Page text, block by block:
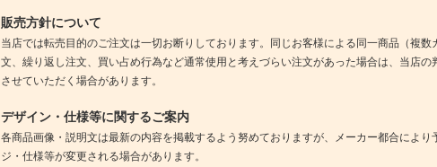
販売方針について
当店では転売目的のご注文は一切お断りしております。同じお客様による同一商品（複数
文、繰り返し注文、買い占め行為など通常使用と考えづらい注文があった場合は、当店の
させていただく場合があります。
デザイン・仕様等に関するご案内
各商品画像・説明文は最新の内容を掲載するよう努めておりますが、メーカー都合により
ジ・仕様等が変更される場合があります。